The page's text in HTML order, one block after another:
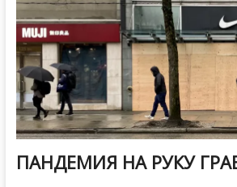
ПАНДЕМИЯ НА РУКУ